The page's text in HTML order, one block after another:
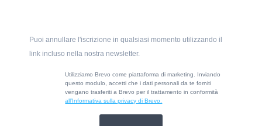
Puoi annullare l'iscrizione in qualsiasi momento utilizzando il
link incluso nella nostra newsletter.
Utilizziamo Brevo come piattaforma di marketing. Inviando
questo modulo, accetti che i dati personali da te forniti
vengano trasferiti a Brevo per il trattamento in conformità
all’Informativa sulla privacy di Brevo.